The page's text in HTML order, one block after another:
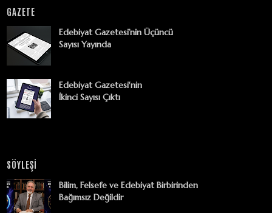
GAZETE
Edebiyat Gazetesi’nin Üçüncü
Sayısı Yayında
Edebiyat Gazetesi'nin
İkinci Sayısı Çıktı
SÖYLEŞİ
Bilim, Felsefe ve Edebiyat Birbirinden
Bağımsız Değildir